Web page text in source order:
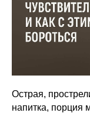
Острая,
напитка, порция